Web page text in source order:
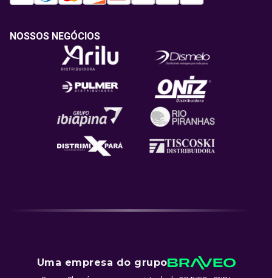
NOSSOS NEGÓCIOS
Uma empresa do grupo